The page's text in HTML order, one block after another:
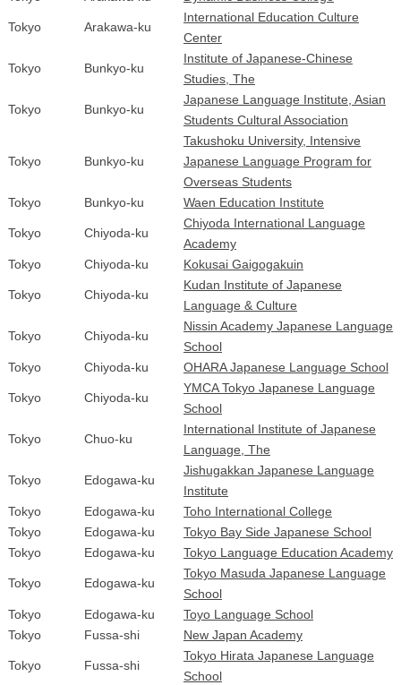
Tokyo Arakawa-ku
International Education Culture
Center
Tokyo Bunkyo-ku
Institute of Japanese-Chinese
Studies, The
Tokyo Bunkyo-ku
Japanese Language Institute, Asian
Students Cultural Association
Tokyo Bunkyo-ku
Takushoku University, Intensive
Japanese Language Program for
Overseas Students
Tokyo
Bunkyo-ku Waen Education Institute
Tokyo Chiyoda-ku
Chiyoda International Language
Academy
Tokyo
Chiyoda-ku Kokusai Gaigogakuin
Tokyo Chiyoda-ku
Kudan Institute of Japanese
Language & Culture
Tokyo Chiyoda-ku
Nissin Academy Japanese Language
School
Tokyo
Chiyoda-ku OHARA Japanese Language School
Tokyo Chiyoda-ku
YMCA Tokyo Japanese Language
School
Tokyo Chuo-ku
International Institute of Japanese
Language, The
Tokyo Edogawa-ku
Jishugakkan Japanese Language
Institute
Tokyo
Edogawa-ku
Toho International College
Tokyo
Edogawa-ku
Tokyo Bay Side Japanese School
Tokyo
Edogawa-ku Tokyo Language Education Academy
Tokyo Edogawa-ku
Tokyo Masuda Japanese Language
School
Tokyo
Edogawa-ku
Toyo Language School
Tokyo
Fussa-shi New Japan Academy
Tokyo Fussa-shi
Tokyo Hirata Japanese Language
School